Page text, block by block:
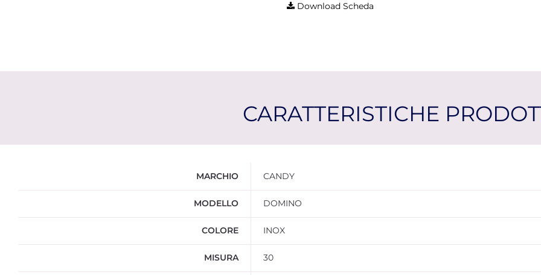
Download Scheda
CARATTERISTICHE
MARCHIO CANDY
MODELLO DOMINO
COLORE INOX
MISURA 30